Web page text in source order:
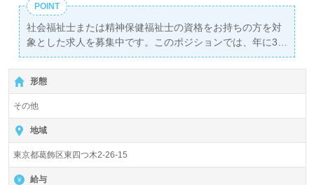
POINT
社会福祉士または精神保健福祉士の資格をお持ちの方を対
象とした求人を募集中です。このポジションでは、年に3
回の賞与があり、モチベーションを高める環境が整ってい
ます。最寄り駅から徒歩10分という便利な立地に加え、年
間休日124日と充実した休暇制度が特徴です。これによ
り、仕事とプライベートの両立が可能で、ワークライフバ
ランスを重視した働き方が実現できます。
医療や福祉業界での正社員やパート求人をお探しの方は、
ぜひ【ウィルオブ介護】にご相談ください。求人情報の収
集や将来のキャリアプランについての相談も大歓迎です。
形態
その他
地域
東京都葛飾区東四つ木2-26-15
給与